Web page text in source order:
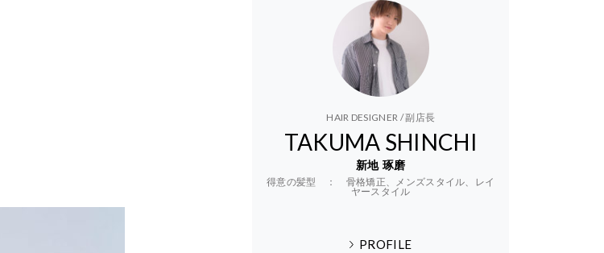
HAIR DESIGNER / 副店長
TAKUMA SHINCHI
新地 琢磨
得意の髪型 ： 骨格矯正、メンズスタイル、レイ
ヤースタイル
PROFILE